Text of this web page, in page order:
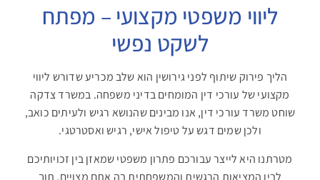
ליווי משפטי מקצועי – מפתח
לשקט נפשי
הליך פירוק שיתוף לפני גירושין הוא שלב מכריע שדורש ליווי
מקצועי של עורכי דין המומחים בדיני משפחה. במשרד צדקה
שוחט משרד עורכי דין, אנו מבינים שהנושא רגיש ולעיתים כואב,
ולכן שמים דגש על טיפול אישי, רגיש ואסטרטגי.
מטרתנו היא לייצר עבורכם פתרון משפטי שמאזן בין זכויותיכם
לבין המציאות הרגשית והמשפחתית בה אתם מצויים, תוך